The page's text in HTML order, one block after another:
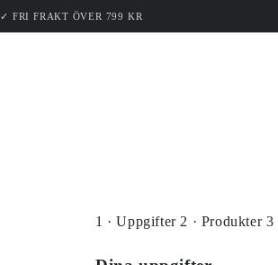
✓ FRI FRAKT ÖVER 799 KR